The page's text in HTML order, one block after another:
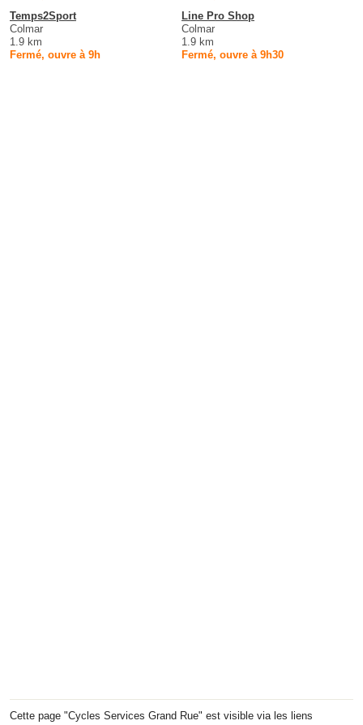
Temps2Sport
Colmar
1.9 km
Fermé, ouvre à 9h
Line Pro Shop
Colmar
1.9 km
Fermé, ouvre à 9h30
Cette page "Cycles Services Grand Rue" est visible via les liens